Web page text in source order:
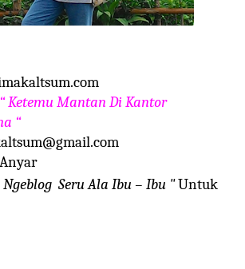
“ Ketemu Mantan Di Kantor
“
Ngeblog Seru Ala Ibu – Ibu "Untuk